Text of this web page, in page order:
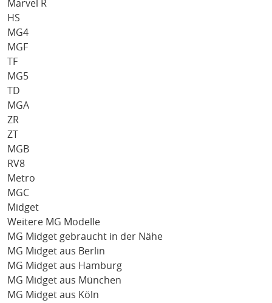
Marvel R
HS
MG4
MGF
TF
MG5
TD
MGA
ZR
ZT
MGB
RV8
Metro
MGC
Midget
Weitere MG Modelle
MG Midget gebraucht in der Nähe
MG Midget aus Berlin
MG Midget aus Hamburg
MG Midget aus München
MG Midget aus Köln